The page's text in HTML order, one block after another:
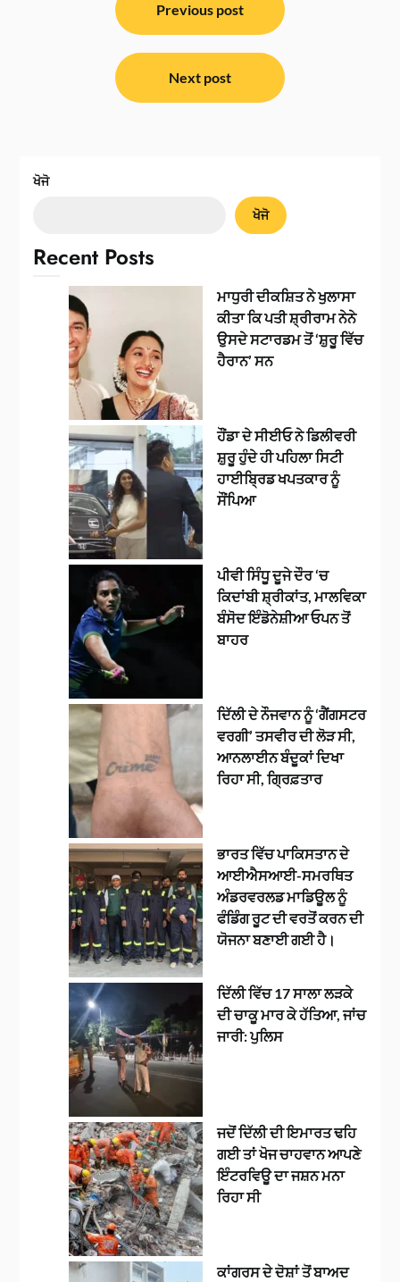
Previous post
Next post
ਖੋਜੋ
ਖੋਜੋ
Recent Posts
ਮਾਧੁਰੀ ਦੀਕਸ਼ਿਤ ਨੇ ਖੁਲਾਸਾ
ਕੀਤਾ ਕਿ ਪਤੀ ਸ਼੍ਰੀਰਾਮ ਨੇਨੇ
ਉਸਦੇ ਸਟਾਰਡਮ ਤੋਂ ‘ਸ਼ੁਰੂ ਵਿੱਚ
ਹੈਰਾਨ’ ਸਨ
ਹੌਂਡਾ ਦੇ ਸੀਈਓ ਨੇ ਡਿਲੀਵਰੀ
ਸ਼ੁਰੂ ਹੁੰਦੇ ਹੀ ਪਹਿਲਾ ਸਿਟੀ
ਹਾਈਬ੍ਰਿਡ ਖਪਤਕਾਰ ਨੂੰ
ਸੌਂਪਿਆ
ਪੀਵੀ ਸਿੰਧੂ ਦੂਜੇ ਦੌਰ ‘ਚ
ਕਿਦਾਂਬੀ ਸ਼੍ਰੀਕਾਂਤ, ਮਾਲਵਿਕਾ
ਬੰਸੋਦ ਇੰਡੋਨੇਸ਼ੀਆ ਓਪਨ ਤੋਂ
ਬਾਹਰ
ਦਿੱਲੀ ਦੇ ਨੌਜਵਾਨ ਨੂੰ ‘ਗੈਂਗਸਟਰ
ਵਰਗੀ’ ਤਸਵੀਰ ਦੀ ਲੋੜ ਸੀ,
ਆਨਲਾਈਨ ਬੰਦੂਕਾਂ ਦਿਖਾ
ਰਿਹਾ ਸੀ, ਗ੍ਰਿਫ਼ਤਾਰ
ਭਾਰਤ ਵਿੱਚ ਪਾਕਿਸਤਾਨ ਦੇ
ਆਈਐਸਆਈ-ਸਮਰਥਿਤ
ਅੰਡਰਵਰਲਡ ਮਾਡਿਊਲ ਨੂੰ
ਫੰਡਿੰਗ ਰੂਟ ਦੀ ਵਰਤੋਂ ਕਰਨ ਦੀ
ਯੋਜਨਾ ਬਣਾਈ ਗਈ ਹੈ।
ਦਿੱਲੀ ਵਿੱਚ 17 ਸਾਲਾ ਲੜਕੇ
ਦੀ ਚਾਕੂ ਮਾਰ ਕੇ ਹੱਤਿਆ, ਜਾਂਚ
ਜਾਰੀ: ਪੁਲਿਸ
ਜਦੋਂ ਦਿੱਲੀ ਦੀ ਇਮਾਰਤ ਢਹਿ
ਗਈ ਤਾਂ ਖੋਜ ਚਾਹਵਾਨ ਆਪਣੇ
ਇੰਟਰਵਿਊ ਦਾ ਜਸ਼ਨ ਮਨਾ
ਰਿਹਾ ਸੀ
ਕਾਂਗਰਸ ਦੇ ਦੋਸ਼ਾਂ ਤੋਂ ਬਾਅਦ